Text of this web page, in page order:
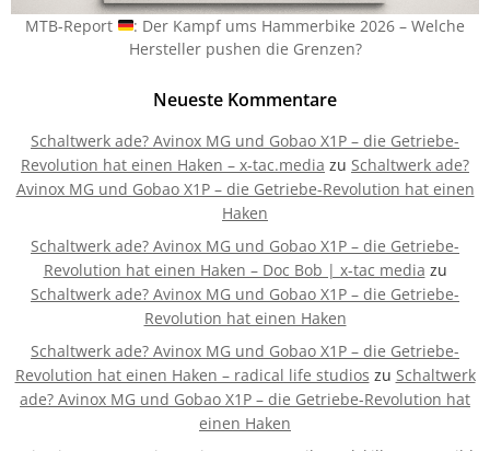
MTB-Report
: Der Kampf ums Hammerbike 2026 – Welche
Hersteller pushen die Grenzen?
Neueste Kommentare
Schaltwerk ade? Avinox MG und Gobao X1P – die Getriebe-
Revolution hat einen Haken – x-tac.media zu Schaltwerk ade?
Avinox MG und Gobao X1P – die Getriebe-Revolution hat einen
Haken
Schaltwerk ade? Avinox MG und Gobao X1P – die Getriebe-
Revolution hat einen Haken – Doc Bob | x-tac media zu
Schaltwerk ade? Avinox MG und Gobao X1P – die Getriebe-
Revolution hat einen Haken
Schaltwerk ade? Avinox MG und Gobao X1P – die Getriebe-
Revolution hat einen Haken – radical life studios zu Schaltwerk
ade? Avinox MG und Gobao X1P – die Getriebe-Revolution hat
einen Haken